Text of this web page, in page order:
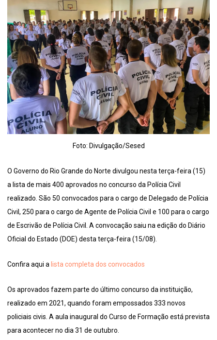
Foto: Divulgação/Sesed
O Governo do Rio Grande do Norte divulgou nesta terça-feira (15)
a lista de mais 400 aprovados no concurso da Polícia Civil
realizado. São 50 convocados para o cargo de Delegado de Polícia
Civil, 250 para o cargo de Agente de Polícia Civil e 100 para o cargo
de Escrivão de Polícia Civil. A convocação saiu na edição do Diário
Oficial do Estado (DOE) desta terça-feira (15/08).
Confira aqui a lista completa dos convocados
Os aprovados fazem parte do último concurso da instituição,
realizado em 2021, quando foram empossados 333 novos
policiais civis. A aula inaugural do Curso de Formação está prevista
para acontecer no dia 31 de outubro.